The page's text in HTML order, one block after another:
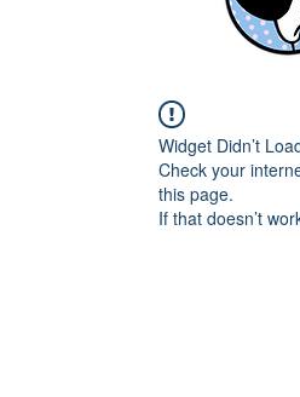
Widget Didn’t
Check your
this page.
If that doesn’t